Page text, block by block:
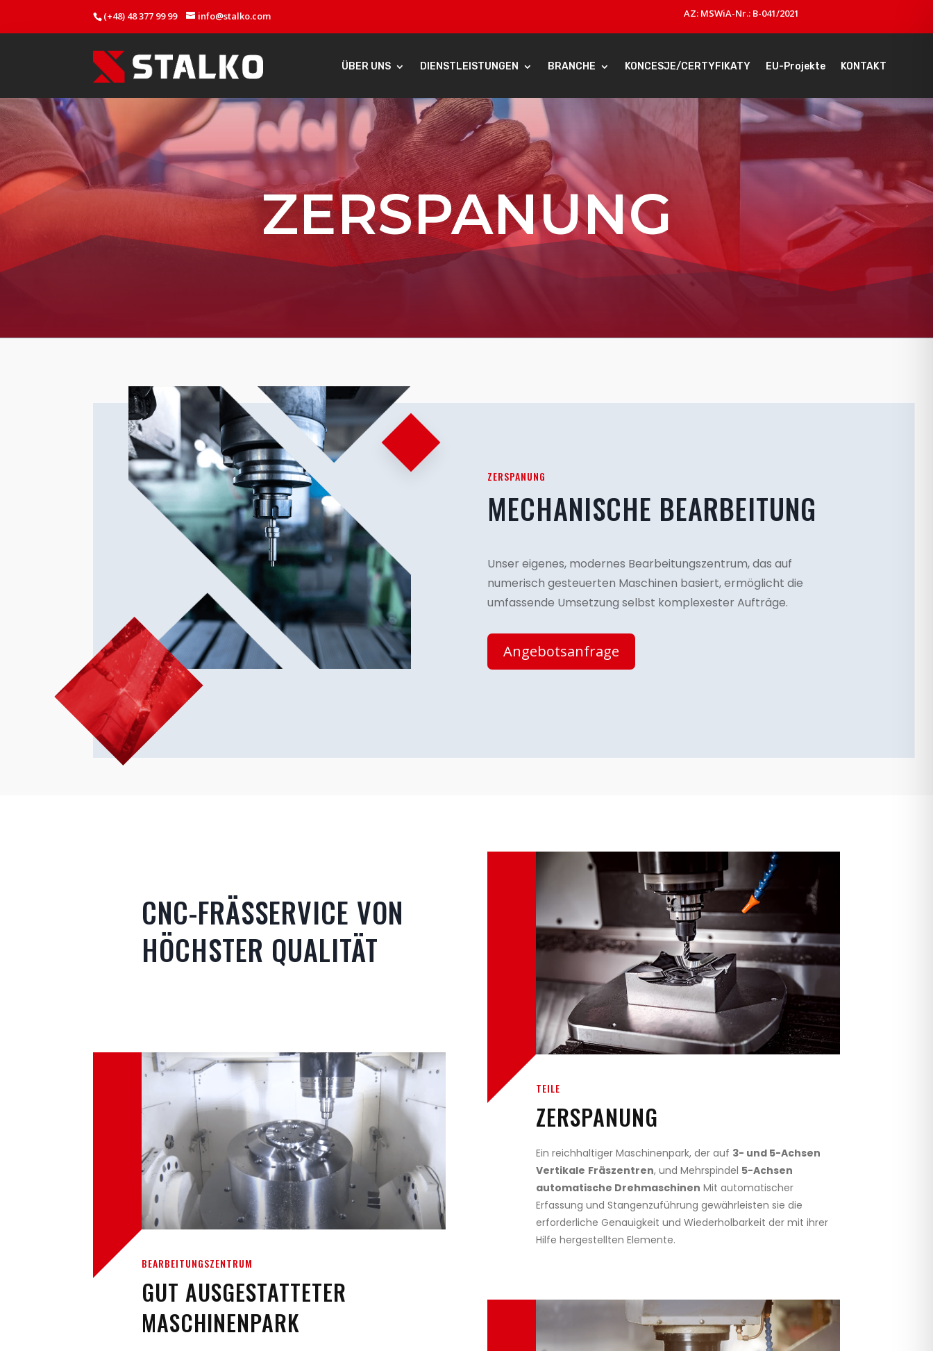
(+48) 48 377 99 99 info@stalko.com AZ: MSWiA-Nr.: B-041/2021
ÜBER UNS DIENSTLEISTUNGEN BRANCHE KONCESJE/CERTYFIKATY EU-Projekte KONTAKT
ZERSPANUNG
ZERSPANUNG
MECHANISCHE BEARBEITUNG
Unser eigenes, modernes Bearbeitungszentrum, das auf
numerisch gesteuerten Maschinen basiert, ermöglicht die
umfassende Umsetzung selbst komplexester Aufträge.
Angebotsanfrage
CNC-FRÄSSERVICE VON
HÖCHSTER QUALITÄT
BEARBEITUNGSZENTRUM
GUT AUSGESTATTETER
MASCHINENPARK
TEILE
ZERSPANUNG
Ein reichhaltiger Maschinenpark, der auf 3- und 5-Achsen
Vertikale Fräszentren, und Mehrspindel 5-Achsen
automatische Drehmaschinen Mit automatischer
Erfassung und Stangenzuführung gewährleisten sie die
erforderliche Genauigkeit und Wiederholbarkeit der mit ihrer
Hilfe hergestellten Elemente.